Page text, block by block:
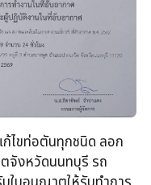
ไขท่อตันทุกชนิด​ ลอก
ตจังหวัดนนทบุรี รถ